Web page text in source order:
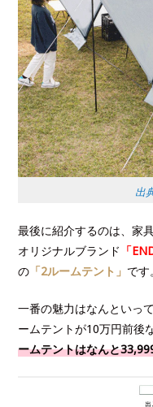
出
最後に紹介するのは、家
オリジナルブランド 「
の 「2ルームテント」 です。
一番の魅力はなんといっ
ームテントが10万円前後
ームテントはなんと